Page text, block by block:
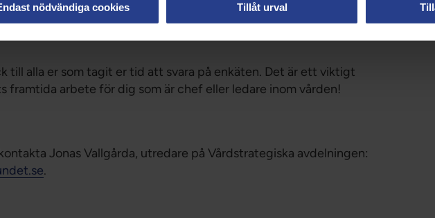
nödvändiga cookies Tillåt urval
till alla er som tagit er tid att svara på enkäten. Det är ett viktigt
framtida arbete för dig som är chef eller ledare inom vården!
Jonas Vallgårda, utredare på Vårdstrategiska avdelningen:
.